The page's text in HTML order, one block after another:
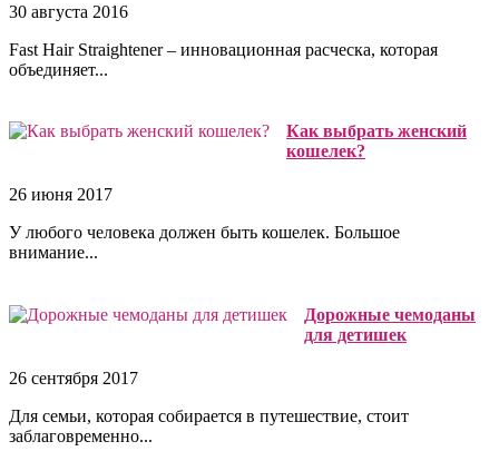
30 августа 2016
Fast Hair Straightener – инновационная расческа, которая
объединяет...
Как выбрать женский
кошелек?
26 июня 2017
У любого человека должен быть кошелек. Большое
внимание...
Дорожные чемоданы
для детишек
26 сентября 2017
Для семьи, которая собирается в путешествие, стоит
заблаговременно...